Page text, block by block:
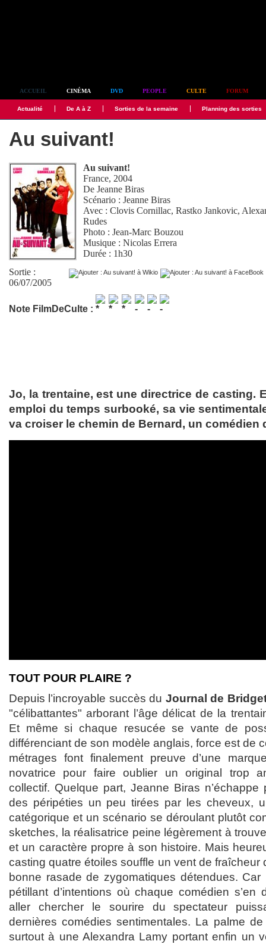
ACCUEIL CINÉMA DVD PEOPLE CULTE FORUM
Actualité De A à Z Sorties de la semaine Planning des sorties
Au suivant!
Au suivant!
France, 2004
DeJeanne Biras
Scénario :Jeanne Biras
Avec :Clovis Cornillac,Rastko Jankovic,
Rudes
Photo :Jean-Marc Bouzou
Musique :Nicolas Errera
Durée : 1h30
Sortie :
06/07/2005
Note FilmDeCulte :
Jo, la trentaine, est une directrice de casting.
emploi du temps surbooké, sa vie
va croiser le chemin de Bernard, un comédien
TOUT POUR PLAIRE ?
Depuis l’incroyable succès du Journal de
"célibattantes" arborant l’âge délicat de la
Et même si chaque resucée se vante de
différenciant de son modèle anglais, force est de
métrages font finalement preuve d’une
novatrice pour faire oublier un original trop
collectif. Quelque part, Jeanne Biras
des péripéties un peu tirées par les cheveux,
catégorique et un scénario se déroulant plutôt
sketches, la réalisatrice peine légèrement à
et un caractère propre à son histoire. Mais
casting quatre étoiles souffle un vent de fraîcheur
bonne rasade de zygomatiques détendues.
pétillant d’intentions où chaque comédien
aller chercher le sourire du spectateur
dernières comédies sentimentales. La palme de
surtout à une Alexandra Lamy portant enfin un